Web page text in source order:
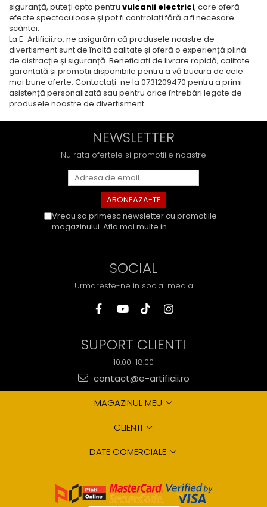
siguranță, puteți opta pentru vulcanii electrici, care oferă
efecte spectaculoase și pot fi controlați fără a fi necesare
scântei.
La E-Artificii.ro, ne asigurăm că produsele noastre de
divertisment sunt de înaltă calitate și oferă o experiență plină
de distracție și siguranță. Beneficiați de livrare rapidă, calitate
garantată și promoții disponibile pentru a vă bucura de cele
mai bune oferte. Contactați-ne la 0731209470 pentru a primi
asistență personalizată sau pentru orice întrebări legate de
produsele noastre de divertisment.
NEWSLETTER
Nu rata ofertele si promotiile noastre
Vreau sa primesc newsletter cu promotiile
magazinului. Afla mai multe in
SOCIAL
Urmareste-ne in social media
SUPORT CLIENTI
10:00-18:00
contact@e-artificii.ro
MAGAZINUL MEU
CLIENTI
DATE COMERCIALE